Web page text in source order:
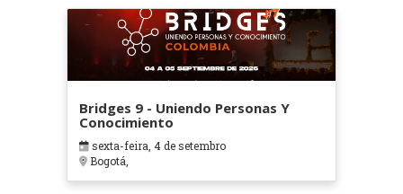
Bridges 9 - Uniendo Personas Y
Conocimiento
sexta-feira, 4 de setembro
Bogotá,